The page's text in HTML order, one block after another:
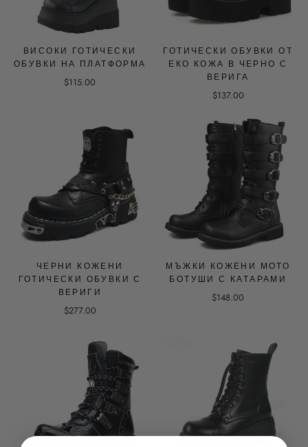
ВИСОКИ ГОТИЧЕСКИ
ОБУВКИ НА ПЛАТФОРМА
$115.00
ГОТИЧЕСКИ ОБУВКИ ОТ
ЕКО КОЖА В ЧЕРНО С
ВЕРИГА
$137.00
ЧЕРНИ КОЖЕНИ
ГОТИЧЕСКИ ОБУВКИ С
ВЕРИГИ
$277.00
МЪЖКИ КОЖЕНИ МОТО
БОТУШИ С КАТАРАМИ
$148.00